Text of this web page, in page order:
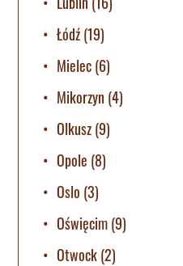
Łódź(19)
Mielec(6)
Mikorzyn (4)
Olkusz(9)
Opole (8)
Oslo (3)
Oświęcim(9)
Otwock(2)